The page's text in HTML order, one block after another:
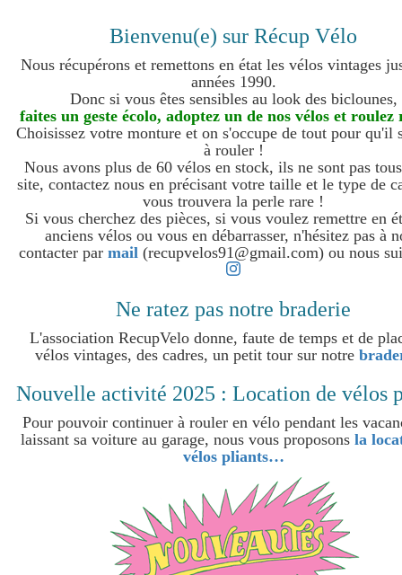
Bienvenu(e) sur Récup Vélo
Nous récupérons et remettons en état les vélos vintages
années 1990.
Donc si vous êtes sensibles au look des biclounes,
faites un geste écolo, adoptez un de nos vélos et roulez
Choisissez votre monture et on s'occupe de tout pour qu'il
à rouler !
Nous avons plus de 60 vélos en stock, ils ne sont pas
site, contactez nous en précisant votre taille et le type de
vous trouvera la perle rare !
Si vous cherchez des pièces, si vous voulez remettre en
anciens vélos ou vous en débarrasser, n'hésitez pas à
contacter par mail (recupvelos91@gmail.com) ou nous
Ne ratez pas notre braderie
L'association RecupVelo donne, faute de temps et de
vélos vintages, des cadres, un petit tour sur notre
Nouvelle activité 2025 : Location de vélos
Pour pouvoir continuer à rouler en vélo pendant les
laissant sa voiture au garage, nous vous proposons la
vélos pliants…